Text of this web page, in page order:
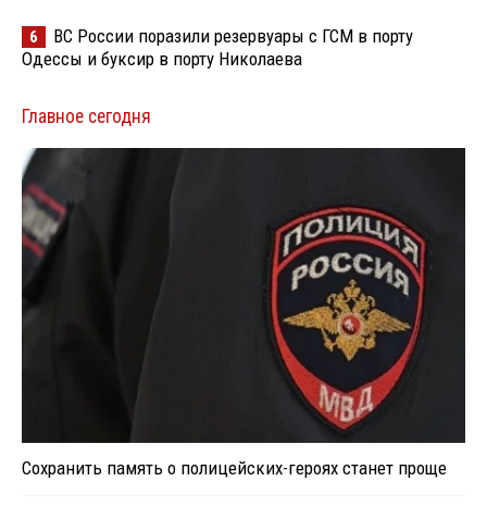
6
ВС России поразили резервуары с ГСМ в порту
Одессы и буксир в порту Николаева
Главное сегодня
Сохранить память о полицейских-героях станет проще